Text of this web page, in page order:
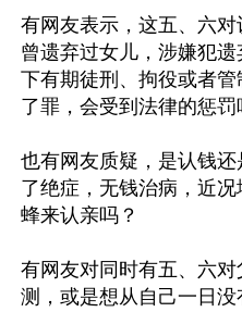
有网友表示，这五、六
曾遗弃过女儿，涉嫌犯
下有期徒刑、拘役或者
了罪，会受到法律的惩罚
也有网友质疑，是认钱
了绝症，无钱治病，近
蜂来认亲吗？
有网友对同时有五、六
测，或是想从自己一日